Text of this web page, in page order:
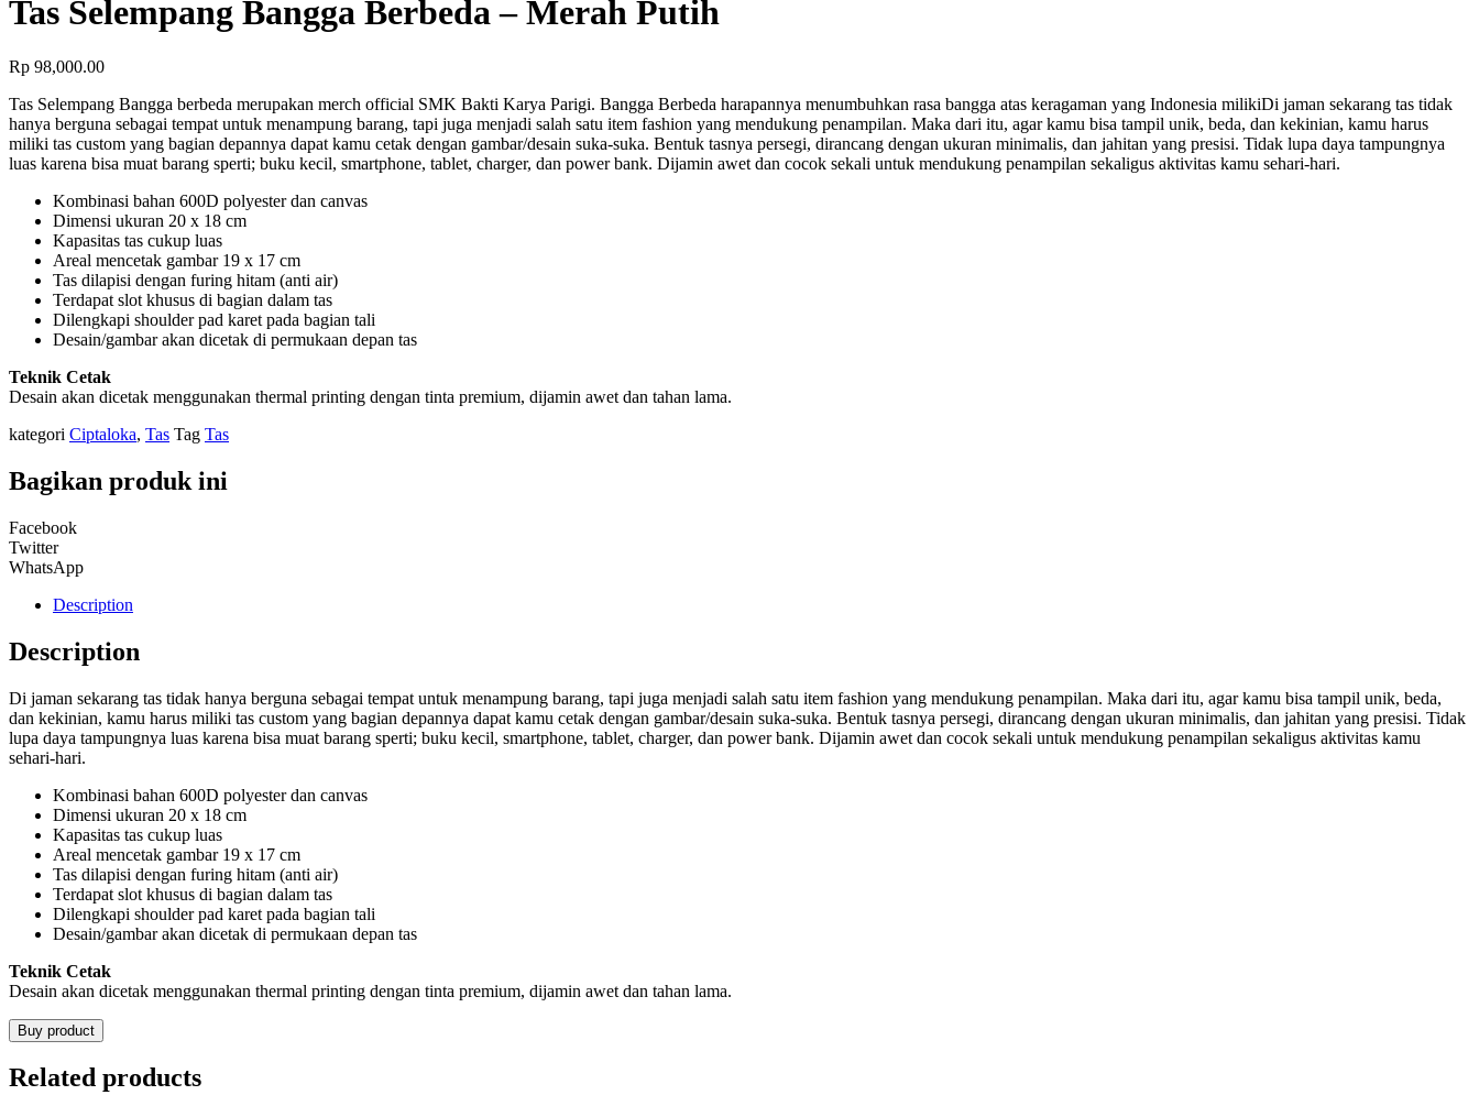
Tas Selempang Bangga Berbeda – Merah Putih
Rp 98,000.00
Tas Selempang Bangga berbeda merupakan merch official SMK Bakti Karya Parigi. Bangga Berbeda harapannya menumbuhkan rasa bangga atas keragaman yang Indonesia milikiDi jaman sekarang tas tidak
hanya berguna sebagai tempat untuk menampung barang, tapi juga menjadi salah satu item fashion yang mendukung penampilan. Maka dari itu, agar kamu bisa tampil unik, beda, dan kekinian, kamu harus
miliki tas custom yang bagian depannya dapat kamu cetak dengan gambar/desain suka-suka. Bentuk tasnya persegi, dirancang dengan ukuran minimalis, dan jahitan yang presisi. Tidak lupa daya tampungnya
luas karena bisa muat barang sperti; buku kecil, smartphone, tablet, charger, dan power bank. Dijamin awet dan cocok sekali untuk mendukung penampilan sekaligus aktivitas kamu sehari-hari.
Kombinasi bahan 600D polyester dan canvas
Dimensi ukuran 20 x 18 cm
Kapasitas tas cukup luas
Areal mencetak gambar 19 x 17 cm
Tas dilapisi dengan furing hitam (anti air)
Terdapat slot khusus di bagian dalam tas
Dilengkapi shoulder pad karet pada bagian tali
Desain/gambar akan dicetak di permukaan depan tas
Teknik Cetak
Desain akan dicetak menggunakan thermal printing dengan tinta premium, dijamin awet dan tahan lama.
kategori Ciptaloka, Tas Tag Tas
Bagikan produk ini
Facebook
Twitter
WhatsApp
Description
Description
Di jaman sekarang tas tidak hanya berguna sebagai tempat untuk menampung barang, tapi juga menjadi salah satu item fashion yang mendukung penampilan. Maka dari itu, agar kamu bisa tampil unik, beda,
dan kekinian, kamu harus miliki tas custom yang bagian depannya dapat kamu cetak dengan gambar/desain suka-suka. Bentuk tasnya persegi, dirancang dengan ukuran minimalis, dan jahitan yang presisi. Tidak
lupa daya tampungnya luas karena bisa muat barang sperti; buku kecil, smartphone, tablet, charger, dan power bank. Dijamin awet dan cocok sekali untuk mendukung penampilan sekaligus aktivitas kamu
sehari-hari.
Kombinasi bahan 600D polyester dan canvas
Dimensi ukuran 20 x 18 cm
Kapasitas tas cukup luas
Areal mencetak gambar 19 x 17 cm
Tas dilapisi dengan furing hitam (anti air)
Terdapat slot khusus di bagian dalam tas
Dilengkapi shoulder pad karet pada bagian tali
Desain/gambar akan dicetak di permukaan depan tas
Teknik Cetak
Desain akan dicetak menggunakan thermal printing dengan tinta premium, dijamin awet dan tahan lama.
Buy product
Related products